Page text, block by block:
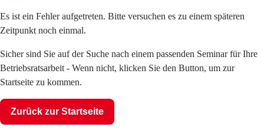
Es ist ein Fehler aufgetreten. Bitte versuchen es zu einem späteren
Zeitpunkt noch einmal.
Sicher sind Sie auf der Suche nach einem passenden Seminar für Ihre
Betriebsratsarbeit - Wenn nicht, klicken Sie den Button, um zur
Startseite zu kommen.
Zurück zur Startseite